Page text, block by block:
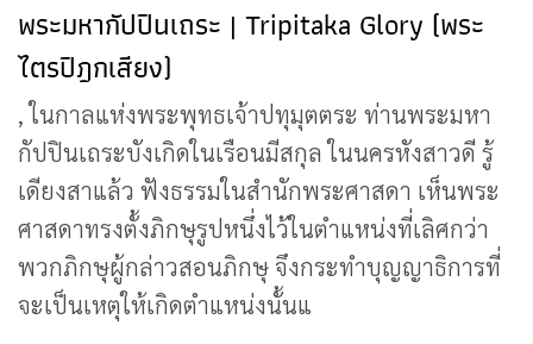
พระมหากัปปินเถระ | Tripitaka Glory (พระ
ไตรปิฎกเสียง)
, ในกาลแห่งพระพุทธเจ้าปทุมุตตระ ท่านพระมหา
กัปปินเถระบังเกิดในเรือนมีสกุล ในนครหังสาวดี รู้
เดียงสาแล้ว ฟังธรรมในสำนักพระศาสดา เห็นพระ
ศาสดาทรงตั้งภิกษุรูปหนึ่งไว้ในตำแหน่งที่เลิศกว่า
พวกภิกษุผู้กล่าวสอนภิกษุ จึงกระทำบุญญาธิการที่
จะเป็นเหตุให้เกิดตำแหน่งนั้นแ